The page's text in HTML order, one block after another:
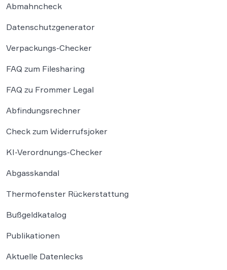
Abmahncheck
Datenschutzgenerator
Verpackungs-Checker
FAQ zum Filesharing
FAQ zu Frommer Legal
Abfindungsrechner
Check zum Widerrufsjoker
KI-Verordnungs-Checker
Abgasskandal
Thermofenster Rückerstattung
Bußgeldkatalog
Publikationen
Aktuelle Datenlecks